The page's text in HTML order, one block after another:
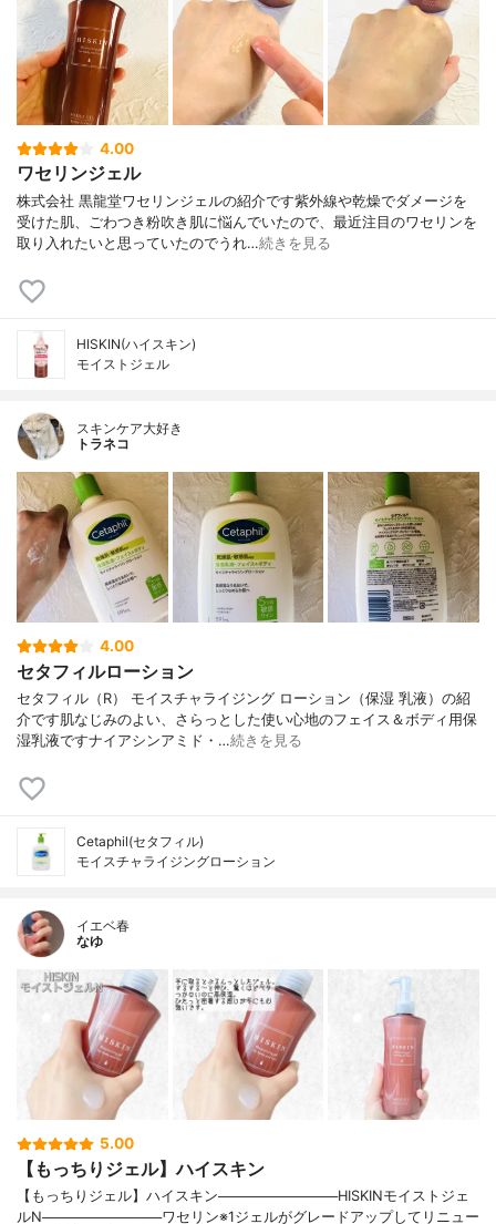
4.00
ワセリンジェル
株式会社 黒龍堂ワセリンジェルの紹介です紫外線や乾燥でダメージを
受けた肌、ごわつき粉吹き肌に悩んでいたので、最近注目のワセリンを
取り入れたいと思っていたのでうれ…続きを見る
HISKIN(ハイスキン)
モイストジェル
スキンケア大好き
トラネコ
4.00
セタフィルローション
セタフィル（R） モイスチャライジング ローション（保湿 乳液）の紹
介です肌なじみのよい、さらっとした使い心地のフェイス＆ボディ用保
湿乳液ですナイアシンアミド・…続きを見る
Cetaphil(セタフィル)
モイスチャライジングローション
イエベ春
なゆ
5.00
【もっちりジェル】ハイスキン
【もっちりジェル】ハイスキン────────────HISKINモイストジェ
ルN────────────ワセリン※1ジェルがグレードアップしてリニュー